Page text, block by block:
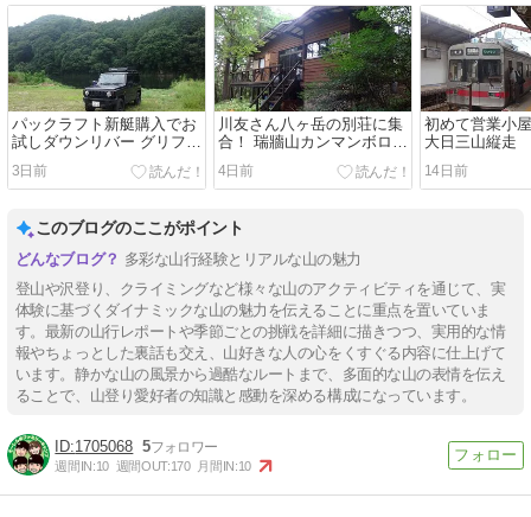
パックラフト新艇購入でお
試しダウンリバー グリフォ
ンラフト ストレウス
3日前
川友さん八ヶ岳の別荘に集
合！ 瑞牆山カンマンボロン
ルート
4日前
初めて営業小
大日三山縦走
14日前
このブログのここがポイント
多彩な山行経験とリアルな山の魅力
登山や沢登り、クライミングなど様々な山のアクティビティを通じて、実
体験に基づくダイナミックな山の魅力を伝えることに重点を置いていま
す。最新の山行レポートや季節ごとの挑戦を詳細に描きつつ、実用的な情
報やちょっとした裏話も交え、山好きな人の心をくすぐる内容に仕上げて
います。静かな山の風景から過酷なルートまで、多面的な山の表情を伝え
ることで、山登り愛好者の知識と感動を深める構成になっています。
1705068 5
週間IN:10 週間OUT:170 月間IN:10